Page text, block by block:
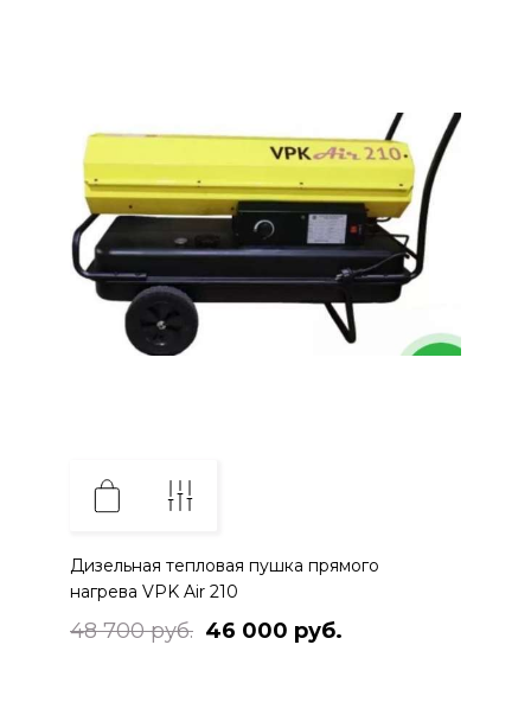
Дизельная тепловая пушка прямого
нагрева VPK Air 210
48 700 руб. 46 000 руб.